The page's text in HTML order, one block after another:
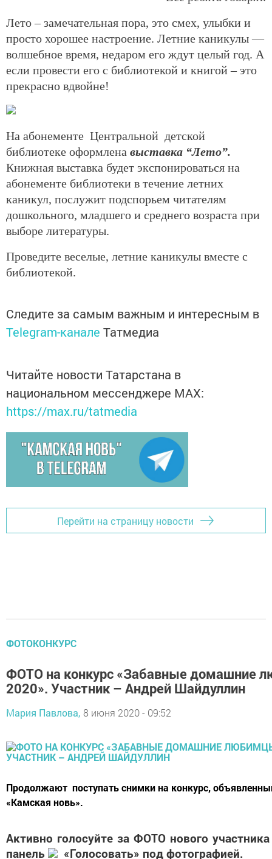
Лето – замечательная пора, это смех, улыбки и
просто хорошее настроение. Летние каникулы —
волшебное время, недаром его ждут целый год. А
если провести его с библиотекой и книгой – это
прекрасно вдвойне!
На абонементе Центральной детской
библиотеке оформлена выставка “Лето”.
Книжная выставка будет экспонироваться на
абонементе библиотеки в течение летних
каникул, послужит подспорьем читателям
дошкольного, младшего и среднего возраста при
выборе литературы.
Проведите веселые, летние каникулы вместе с
библиотекой.
Следите за самым важным и интересным в
Telegram-канале Татмедиа
Читайте новости Татарстана в
национальном мессенджере MАХ:
https://max.ru/tatmedia
Перейти на страницу новости
ФОТОКОНКУРС
ФОТО на конкурс «Забавные домашние
2020». Участник – Андрей Шайдуллин
Мария Павлова, 8 июня 2020 - 09:52
Продолжают поступать снимки на конкурс,
«Камская новь».
Активно голосуйте за ФОТО нового
панель
«Голосовать» под фотографией.